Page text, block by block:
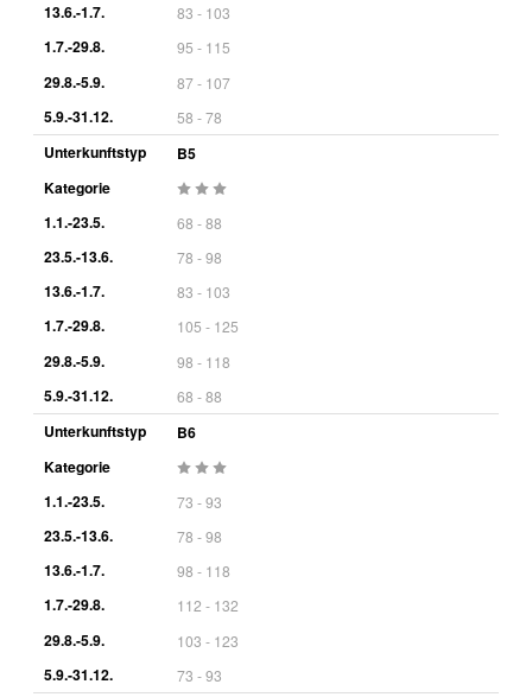
13.6.-1.7. 83 - 103
1.7.-29.8. 95 - 115
29.8.-5.9. 87 - 107
5.9.-31.12. 58 - 78
Unterkunftstyp
B5
Kategorie
1.1.-23.5.
68 - 88
23.5.-13.6. 78 - 98
13.6.-1.7. 83 - 103
1.7.-29.8. 105 - 125
29.8.-5.9. 98 - 118
5.9.-31.12. 68 - 88
Unterkunftstyp
B6
Kategorie
1.1.-23.5.
73 - 93
23.5.-13.6. 78 - 98
13.6.-1.7. 98 - 118
1.7.-29.8. 112 - 132
29.8.-5.9. 103 - 123
5.9.-31.12. 73 - 93